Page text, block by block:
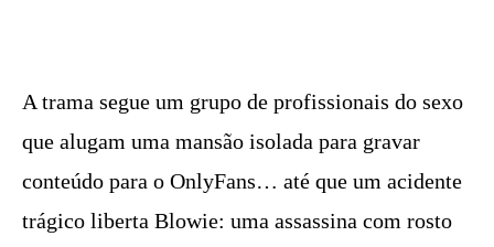
A trama segue um grupo de profissionais do sexo
que alugam uma mansão isolada para gravar
conteúdo para o OnlyFans… até que um acidente
trágico liberta Blowie: uma assassina com rosto